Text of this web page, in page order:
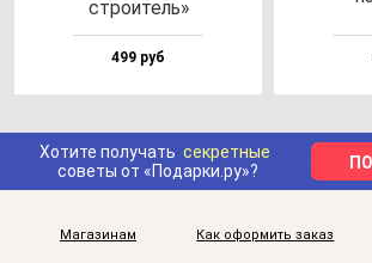
стро­итель»
499 руб
Хотите получать секретные
советы от «Подарки.ру»?
Магазинам Как оформить заказ